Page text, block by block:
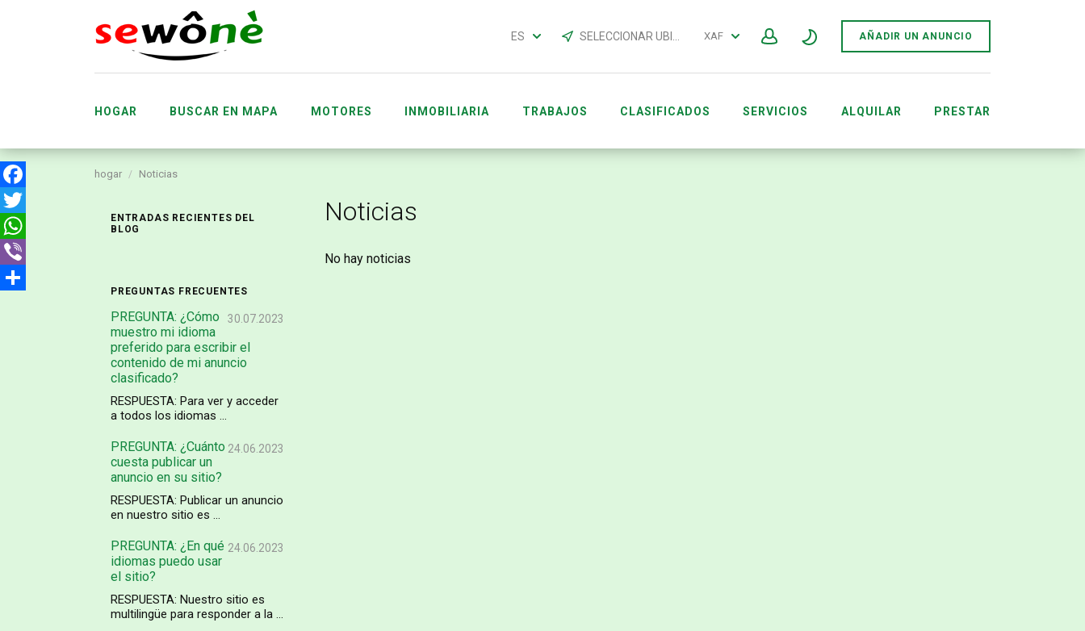
ES XAF AÑADIR UN ANUNCIO
HOGAR BUSCAR EN MAPA MOTORES INMOBILIARIA TRABAJOS CLASIFICADOS SERVICIOS ALQUILAR PRESTAR
PRESENTACIÓN DEL SITIO WEB SEWÔNÈ ÁFRICA
hogar Noticias
ENTRADAS RECIENTES DEL
BLOG
PREGUNTAS FRECUENTES
30.07.2023
PREGUNTA: ¿Cómo
muestro mi idioma
preferido para escribir el
contenido de mi anuncio
clasificado?
RESPUESTA: Para ver y acceder
a todos los idiomas ...
24.06.2023
PREGUNTA: ¿Cuánto
cuesta publicar un
anuncio en su sitio?
RESPUESTA: Publicar un anuncio
en nuestro sitio es ...
24.06.2023
PREGUNTA: ¿En qué
idiomas puedo usar
el sitio?
RESPUESTA: Nuestro sitio es
multilingüe para responder a la ...
Noticias
No hay noticias
Facebook
Twitter
WhatsApp
Viber